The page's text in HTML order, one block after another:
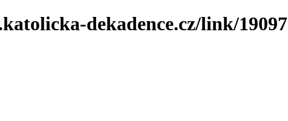
dekadence.cz/link/19097